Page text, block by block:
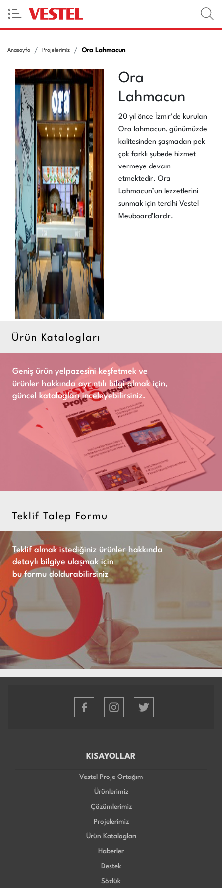
Anasayfa Projelerimiz Ora Lahmacun
Ora
Lahmacun
20 yıl önce İzmir’de kurulan
Ora lahmacun, günümüzde
kalitesinden şaşmadan pek
çok farklı şubede hizmet
vermeye devam
etmektedir. Ora
Lahmacun’un lezzetlerini
sunmak için tercihi Vestel
Meuboard’lardır.
Ürün Katalogları
Geniş ürün yelpazesini keşfetmek ve
ürünler hakkında ayrıntılı bilgi almak için,
güncel katalogları inceleyebilirsiniz.
Teklif Talep Formu
Teklif almak istediğiniz ürünler hakkında
detaylı bilgiye ulaşmak için
bu formu doldurabilirsiniz
KISAYOLLAR
Vestel Proje Ortağım
Ürünlerimiz
Çözümlerimiz
Projelerimiz
Ürün Katalogları
Haberler
Destek
Sözlük